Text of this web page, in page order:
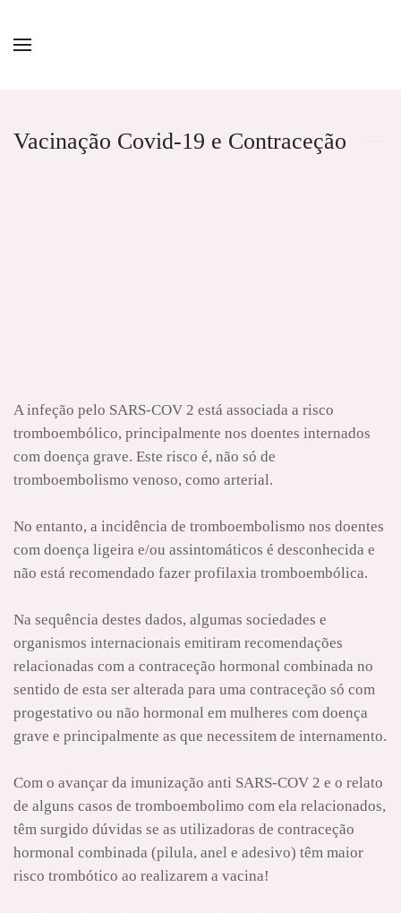
Vacinação Covid-19 e Contraceção
A infeção pelo SARS-COV 2 está associada a risco
tromboembólico, principalmente nos doentes internados
com doença grave. Este risco é, não só de
tromboembolismo venoso, como arterial.
No entanto, a incidência de tromboembolismo nos doentes
com doença ligeira e/ou assintomáticos é desconhecida e
não está recomendado fazer profilaxia tromboembólica.
Na sequência destes dados, algumas sociedades e
organismos internacionais emitiram recomendações
relacionadas com a contraceção hormonal combinada no
sentido de esta ser alterada para uma contraceção só com
progestativo ou não hormonal em mulheres com doença
grave e principalmente as que necessitem de internamento.
Com o avançar da imunização anti SARS-COV 2 e o relato
de alguns casos de tromboembolimo com ela relacionados,
têm surgido dúvidas se as utilizadoras de contraceção
hormonal combinada (pilula, anel e adesivo) têm maior
risco trombótico ao realizarem a vacina!